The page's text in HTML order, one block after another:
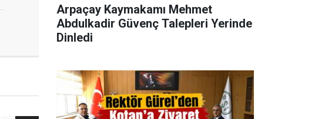
Arpaçay Kaymakamı Mehmet
Abdulkadir Güvenç Talepleri Yerinde
Dinledi